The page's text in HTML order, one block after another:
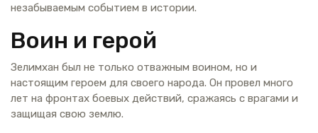
незабываемым событием в истории.
Воин и герой
Зелимхан был не только отважным воином, но и
настоящим героем для своего народа. Он провел много
лет на фронтах боевых действий, сражаясь с врагами и
защищая свою землю.